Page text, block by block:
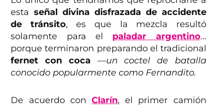
estaseñal divina disfrazada de accidente
de tránsito, es que la mezcla resultó
solamente para el paladar argentino…
porque terminaron preparando el tradicional
fernet con coca
—un coctel de batalla
conocido popularmente como Fernandito.
De acuerdo con Clarín, el primer camión